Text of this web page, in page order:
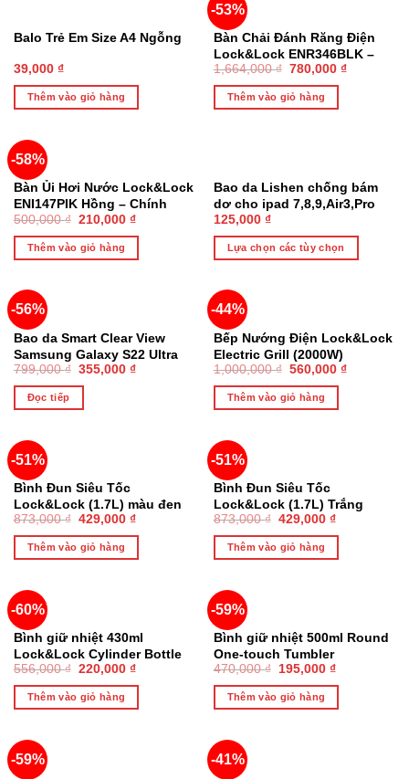
Balo Trẻ Em Size A4 Ngỗng
39,000 ₫
Thêm vào giỏ hàng
-53%
Bàn Chải Đánh Răng Điện
Lock&Lock ENR346BLK –
Sạc Không Dây Đen
1,664,000₫ 780,000 ₫
Thêm vào giỏ hàng
-58%
Bàn Ủi Hơi Nước Lock&Lock
ENI147PIK Hồng – Chính
Hãng
500,000₫ 210,000 ₫
Thêm vào giỏ hàng
Bao da Lishen chống bám
dơ cho ipad 7,8,9,Air3,Pro
cho màng hình 10.2/10.5
125,000 ₫
Lựa chọn các tùy chọn
-56%
HẾT HÀNG
Bao da Smart Clear View
Samsung Galaxy S22 Ultra
Nắp Lật Kiêm Ví Đựng Thẻ
799,000₫ 355,000 ₫
Đọc tiếp
-44%
Bếp Nướng Điện Lock&Lock
Electric Grill (2000W)
EJG231- Chính Hãng
1,000,000₫ 560,000 ₫
Thêm vào giỏ hàng
-51%
Bình Đun Siêu Tốc
Lock&Lock (1.7L) màu đen
EJK738BLK – Chính Hãng
873,000₫ 429,000 ₫
Thêm vào giỏ hàng
-51%
Bình Đun Siêu Tốc
Lock&Lock (1.7L) Trắng
EJK738WHT – Chính Hãng
873,000₫ 429,000 ₫
Thêm vào giỏ hàng
-60%
Bình giữ nhiệt 430ml
Lock&Lock Cylinder Bottle
LHC4145SLV, Hàng chính
hãng, mạ đồng đặc biệt,
INOX 304
556,000₫ 220,000 ₫
Thêm vào giỏ hàng
-59%
Bình giữ nhiệt 500ml Round
One-touch Tumbler
LocknLock Chính hãng Màu
trắng LHC3296WHT
470,000₫ 195,000 ₫
Thêm vào giỏ hàng
-59% -41%